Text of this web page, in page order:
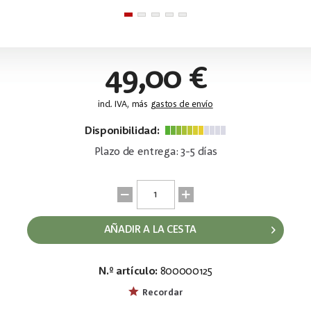
49,00 €
incl. IVA, más gastos de envío
Disponibilidad:
Plazo de entrega: 3-5 días
AÑADIR A LA CESTA
N.º artículo: 800000125
Recordar